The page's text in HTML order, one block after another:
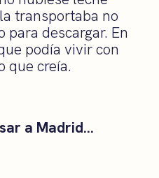
transportaba no
descargar. En
podía vivir con
que creía.
a Madrid…